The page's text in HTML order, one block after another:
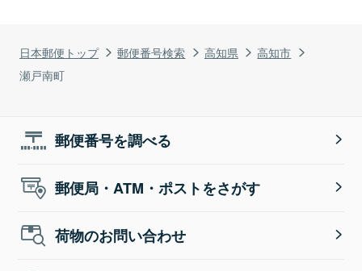
日本郵便トップ 郵便番号検索 高知県
高知市
瀬戸南町
郵便番号を調べる
郵便局・ATM・ポストをさがす
荷物のお問い合わせ